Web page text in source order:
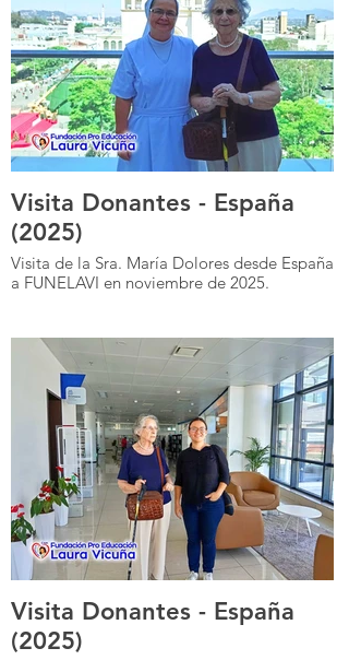
Visita Donantes - España
(2025)
Visita de la Sra. María Dolores desde España
a FUNELAVI en noviembre de 2025.
Visita Donantes - España
(2025)